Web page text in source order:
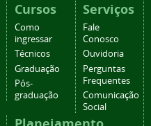
Cursos
Como
ingressar
Técnicos
Graduação
Pós-
graduação
Serviços
Fale
Conosco
Ouvidoria
Perguntas
Frequentes
Comunicação
Social